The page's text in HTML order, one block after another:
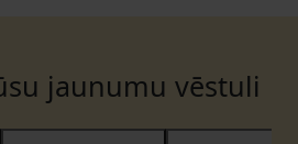
jaunumu vēstuli